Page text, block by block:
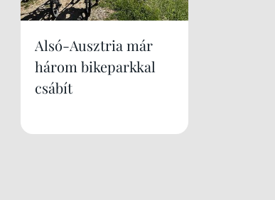
Alsó-Ausztria már
három bikeparkkal
csábít